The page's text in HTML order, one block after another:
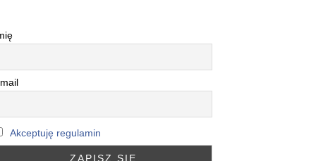
Akceptuję regulamin